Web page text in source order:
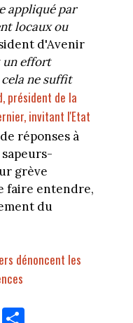
appliqué par
locaux ou
d'Avenir
un effort
ne suffit
président de la
invitant l'Etat
réponses à
grève
faire entendre,
du
dénoncent les